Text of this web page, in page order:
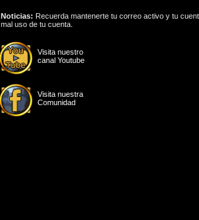
Visita nuestro
canal Youtube
Visita nuestra
Comunidad
Noticias: Recuerda mantenerte tu correo activo y tu
mal uso de tu cuenta.